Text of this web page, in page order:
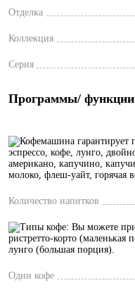
Отделка
Коллекция
Серия
Программы/ функции
Количество напитков
Один кофе